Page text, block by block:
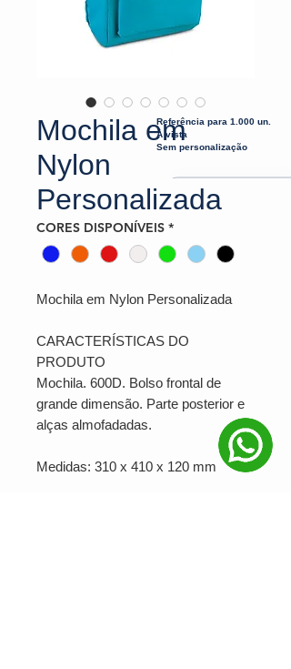
Mochila em
Nylon
Personalizada
CORES DISPONÍVEIS *
Mochila em Nylon Personalizada
CARACTERÍSTICAS DO
PRODUTO
Mochila. 600D. Bolso frontal de
grande dimensão. Parte posterior e
alças almofadadas.
Medidas: 310 x 410 x 120 mm
Referência para 1.000 un.
À vista
Sem personalização